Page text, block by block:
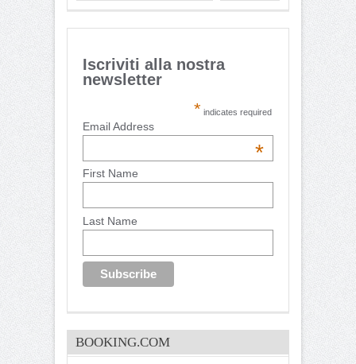
Iscriviti alla nostra
newsletter
* indicates required
Email Address
*
First Name
Last Name
BOOKING.COM